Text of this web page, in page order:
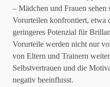
– Mädchen und Frauen
Vorurteilen konfrontiert, etwa
geringeres Potenzial für
Vorurteile werden nicht nur
von Eltern und Trainern
Selbstvertrauen und die
negativ beeinflusst.